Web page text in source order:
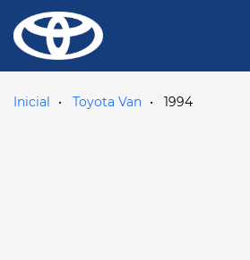
Inicial Toyota Van 1994